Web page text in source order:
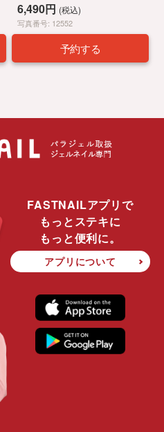
6,490円 (税込)
写真番号: 12552
予約する
FASTNAILアプリで
もっとステキに
もっと便利に。
アプリについて